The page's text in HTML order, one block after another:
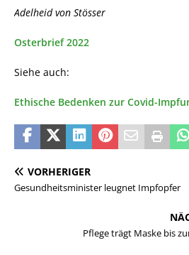
Adelheid von Stösser
Osterbrief 2022
Siehe auch:
Ethische Bedenken zur Covid-
VORHERIGER
Gesundheitsminister leugnet Impfopfer
Pflege trägt Maske bis